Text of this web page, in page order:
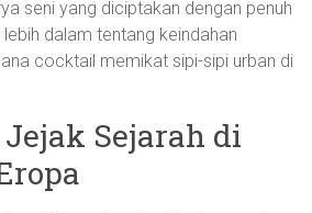
seni yang diciptakan dengan penuh
dalam tentang keindahan
cocktail memikat sipi-sipi urban di
Sejarah di